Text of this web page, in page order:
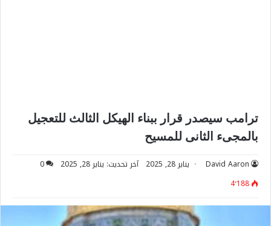
ترامب سيصدر قرار ببناء الهيكل الثالث للتعجيل
بالمجىء الثانى للمسيح
David Aaron يناير 28, 2025 آخر تحديث: يناير 28, 2025
0
4٬188